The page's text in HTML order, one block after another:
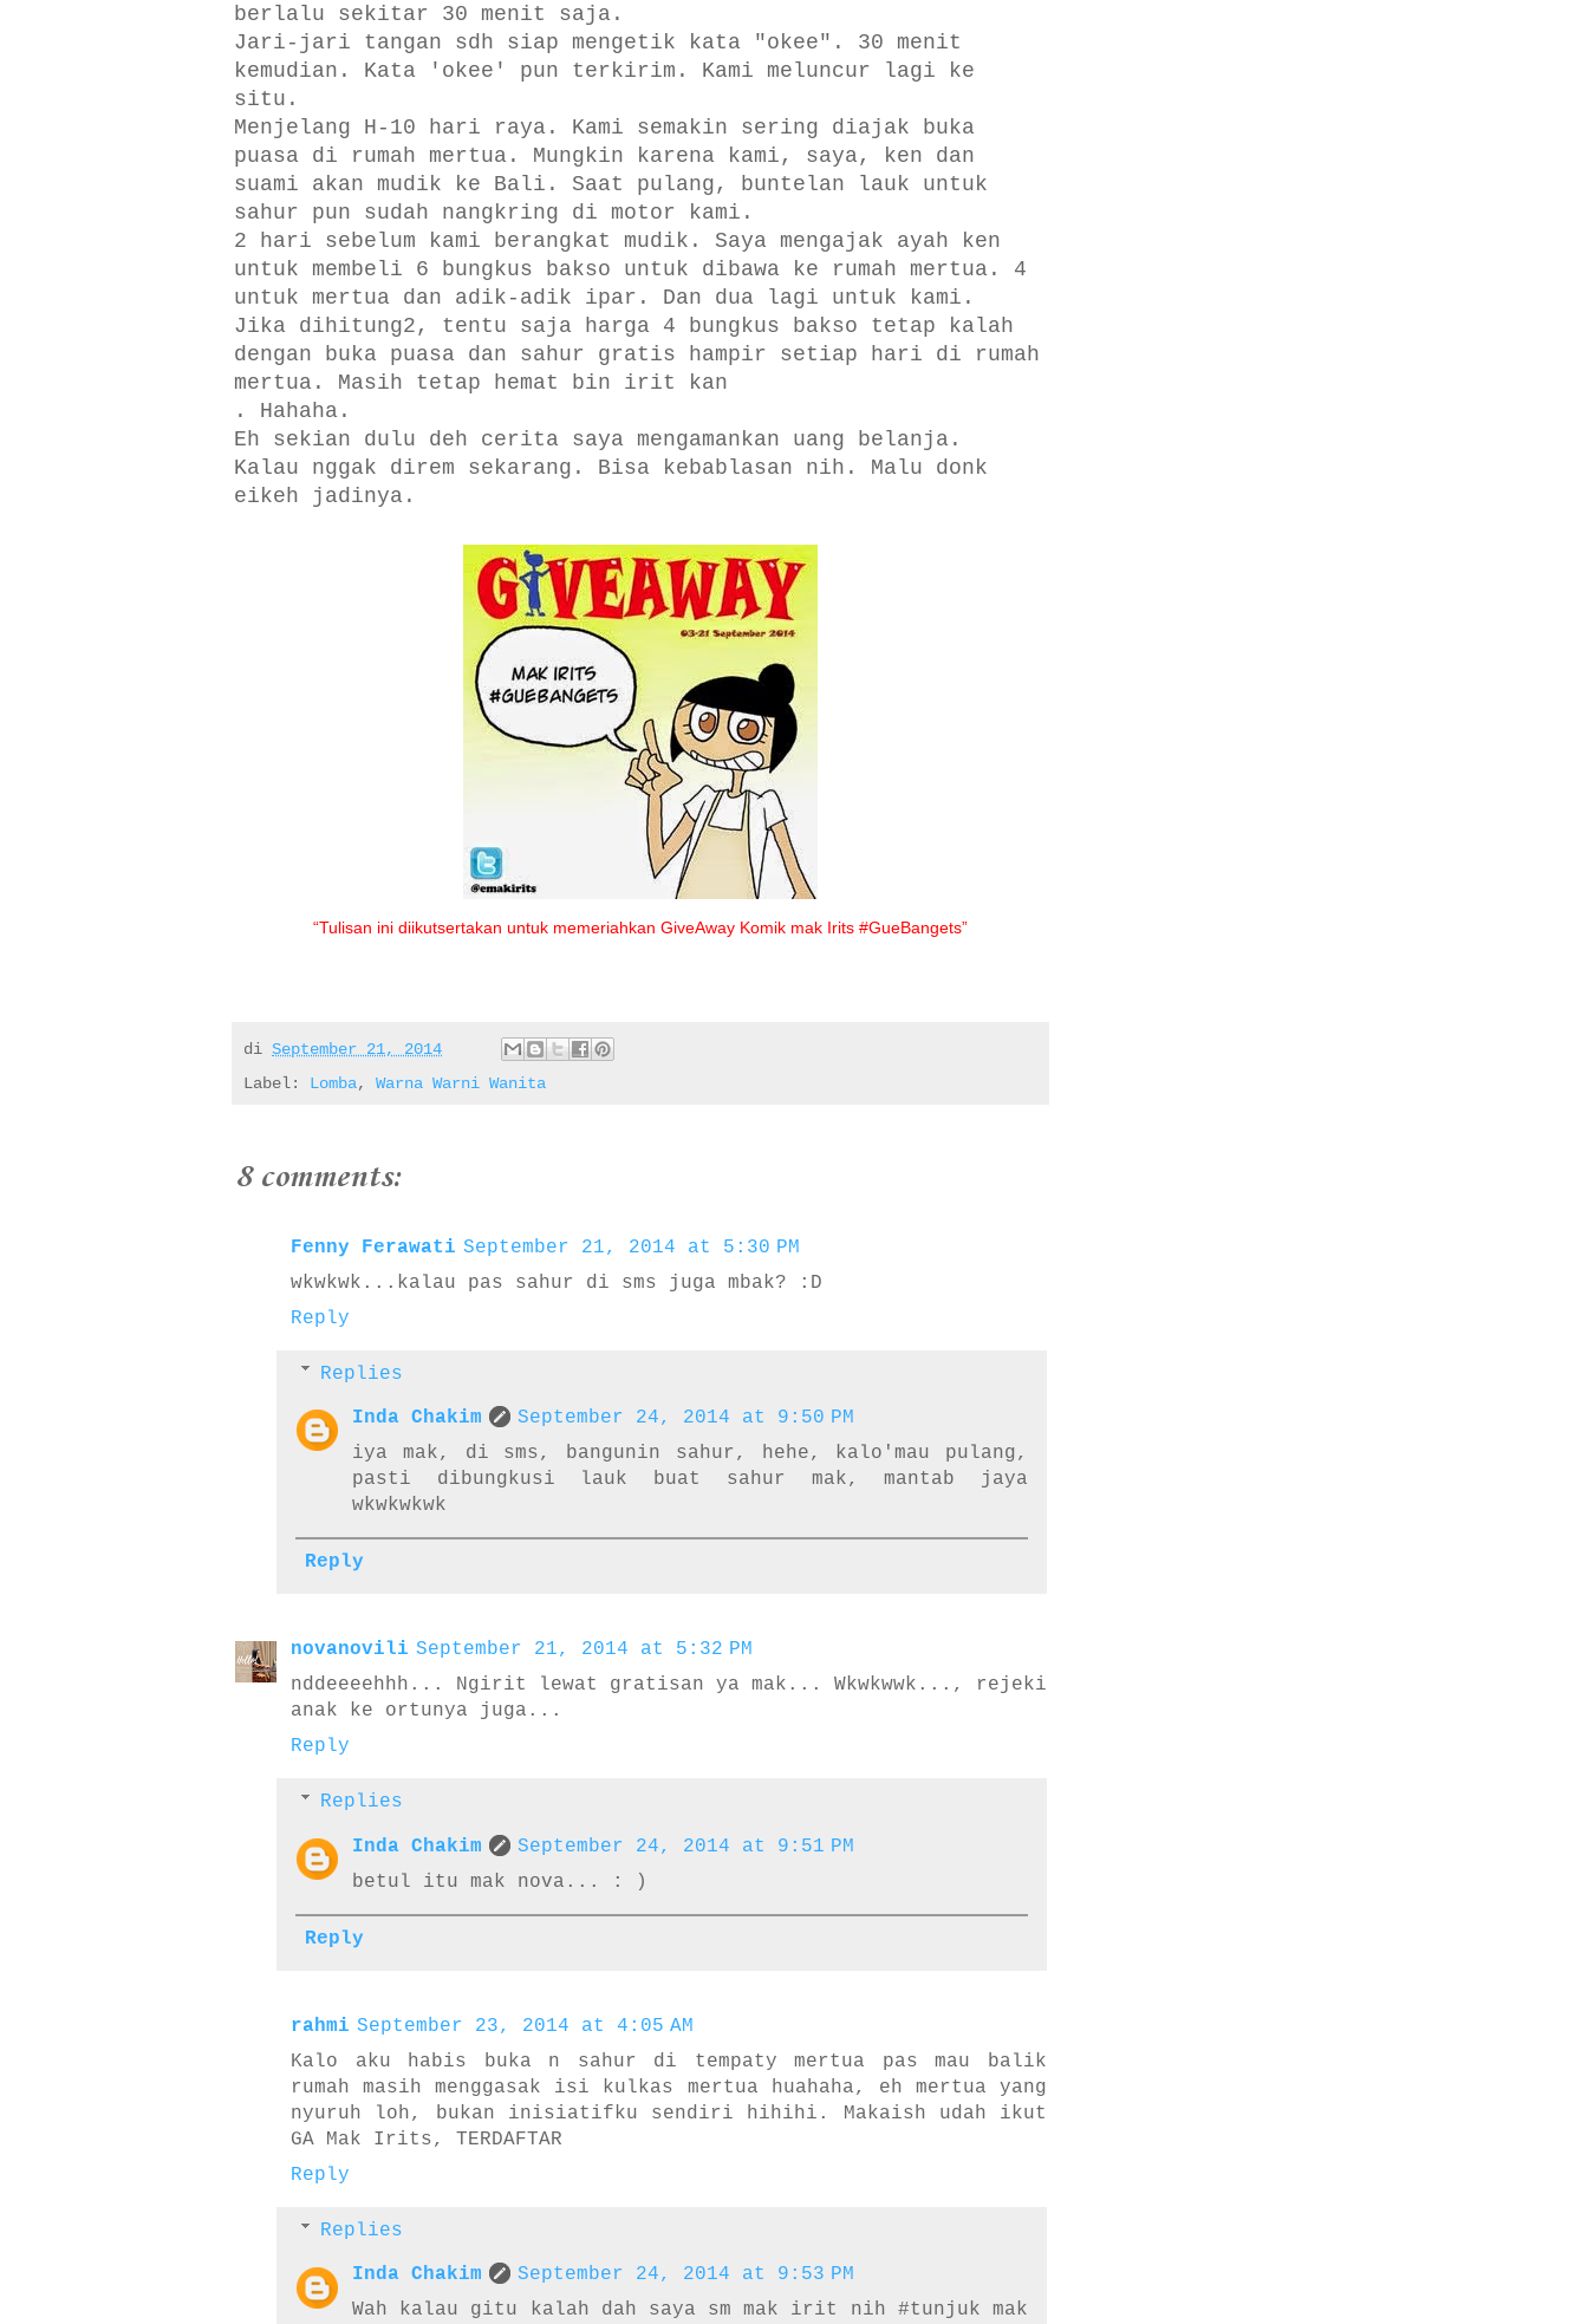
berlalu sekitar 30 menit saja.
Jari-jari tangan sdh siap mengetik kata "okee". 30 menit
kemudian. Kata 'okee' pun terkirim. Kami meluncur lagi ke
situ.
Menjelang H-10 hari raya. Kami semakin sering diajak buka
puasa di rumah mertua. Mungkin karena kami, saya, ken dan
suami akan mudik ke Bali. Saat pulang, buntelan lauk untuk
sahur pun sudah nangkring di motor kami.
2 hari sebelum kami berangkat mudik. Saya mengajak ayah ken
untuk membeli 6 bungkus bakso untuk dibawa ke rumah mertua. 4
untuk mertua dan adik-adik ipar. Dan dua lagi untuk kami.
Jika dihitung2, tentu saja harga 4 bungkus bakso tetap kalah
dengan buka puasa dan sahur gratis hampir setiap hari di rumah
mertua. Masih tetap hemat bin irit kan
. Hahaha.
Eh sekian dulu deh cerita saya mengamankan uang belanja.
Kalau nggak direm sekarang. Bisa kebablasan nih. Malu donk
eikeh jadinya.
“Tulisan ini diikutsertakan untuk memeriahkan GiveAway Komik mak Irits #GueBangets”
di September 21, 2014
Label: Lomba, Warna Warni Wanita
8 comments:
Fenny Ferawati September 21, 2014 at 5:30 PM
wkwkwk...kalau pas sahur di sms juga mbak? :D
Reply
Replies
Inda Chakim
September 24, 2014 at 9:50 PM
iya mak, di sms, bangunin sahur, hehe, kalo'mau pulang,
pasti dibungkusi lauk buat sahur mak, mantab jaya
wkwkwkwk
Reply
novanovili September 21, 2014 at 5:32 PM
nddeeeehhh... Ngirit lewat gratisan ya mak... Wkwkwwk..., rejeki
anak ke ortunya juga...
Reply
Replies
Inda Chakim
September 24, 2014 at 9:51 PM
betul itu mak nova... : )
Reply
rahmi September 23, 2014 at 4:05 AM
Kalo aku habis buka n sahur di tempaty mertua pas mau balik
rumah masih menggasak isi kulkas mertua huahaha, eh mertua yang
nyuruh loh, bukan inisiatifku sendiri hihihi. Makaish udah ikut
GA Mak Irits, TERDAFTAR
Reply
Replies
Inda Chakim
September 24, 2014 at 9:53 PM
Wah kalau gitu kalah dah saya sm mak irit nih #tunjuk mak